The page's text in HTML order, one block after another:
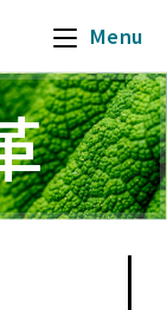
Menu